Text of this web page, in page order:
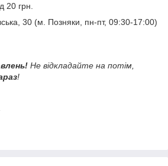
20 грн.
30 (м. Позняки, пн-пт, 09:30-17:00)
Не відкладайте на потім,
!